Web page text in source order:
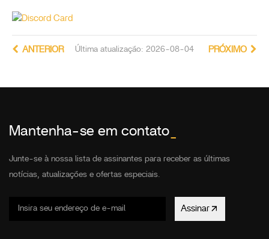
Última atualização: 2026-08-04
ANTERIOR PRÓXIMO
Mantenha-se em contato
Junte-se à nossa lista de assinantes para receber as últimas
notícias, atualizações e ofertas especiais.
Assinar